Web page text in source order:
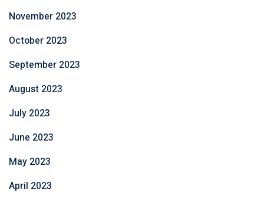
November 2023
October 2023
September 2023
August 2023
July 2023
June 2023
May 2023
April 2023